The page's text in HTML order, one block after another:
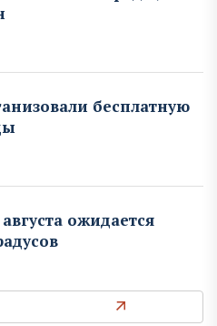
бесплатную
ожидается